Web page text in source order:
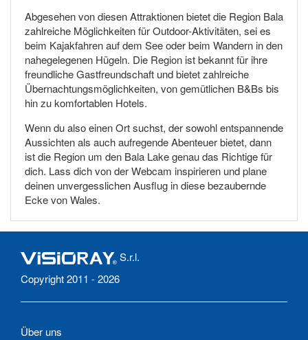
Abgesehen von diesen Attraktionen bietet die Region Bala
zahlreiche Möglichkeiten für Outdoor-Aktivitäten, sei es
beim Kajakfahren auf dem See oder beim Wandern in den
nahegelegenen Hügeln. Die Region ist bekannt für ihre
freundliche Gastfreundschaft und bietet zahlreiche
Übernachtungsmöglichkeiten, von gemütlichen B&Bs bis
hin zu komfortablen Hotels.
Wenn du also einen Ort suchst, der sowohl entspannende
Aussichten als auch aufregende Abenteuer bietet, dann
ist die Region um den Bala Lake genau das Richtige für
dich. Lass dich von der Webcam inspirieren und plane
deinen unvergesslichen Ausflug in diese bezaubernde
Ecke von Wales.
S.r.l.
Copyright 2011 - 2026
Über uns